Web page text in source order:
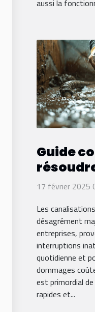
aussi la
Guide
de
17 février 2025
Les
désagrément
entreprises,
interruptions
quotidienne et
dommages
est primordial
rapides et...